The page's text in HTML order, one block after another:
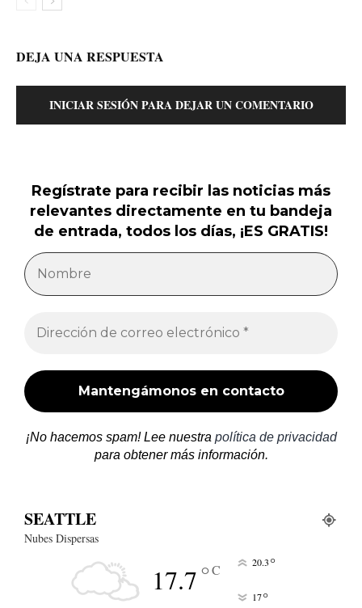
DEJA UNA RESPUESTA
INICIAR SESIÓN PARA DEJAR UN COMENTARIO
Regístrate para recibir las noticias más
relevantes directamente en tu bandeja
de entrada, todos los días, ¡ES GRATIS!
¡No hacemos spam! Lee nuestra política de privacidad
para obtener más información.
SEATTLE
Nubes Dispersas
17.7°C 20.3°
17°